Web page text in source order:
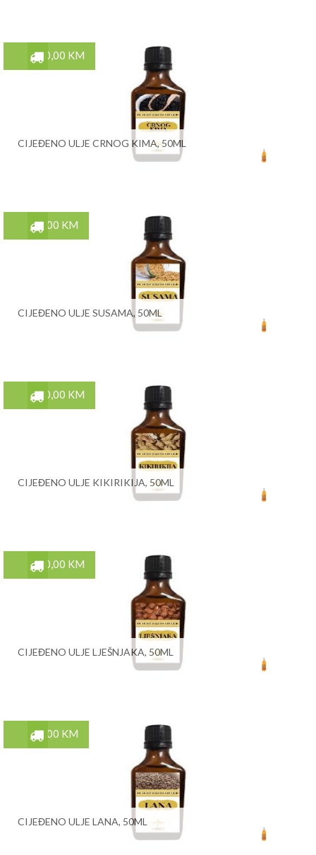
10,00 KM
CIJEĐENO ULJE CRNOG KIMA, 50ML
5,00 KM
CIJEĐENO ULJE SUSAMA, 50ML
10,00 KM
CIJEĐENO ULJE KIKIRIKIJA, 50ML
10,00 KM
CIJEĐENO ULJE LJEŠNJAKA, 50ML
5,00 KM
CIJEĐENO ULJE LANA, 50ML